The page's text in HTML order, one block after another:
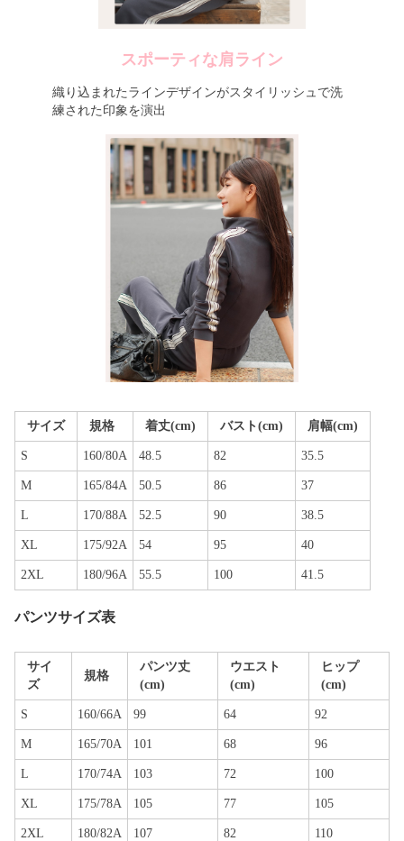
スポーティな肩ライン
織り込まれたラインデザインがスタイリッシュで洗
練された印象を演出
サイズ 規格 着丈(cm) バスト(cm) 肩幅(cm)
S 160/80A 48.5 82 35.5
M 165/84A 50.5 86 37
L 170/88A 52.5 90 38.5
XL 175/92A 54 95 40
2XL 180/96A 55.5 100 41.5
パンツサイズ表
サイ
ズ
規格
パンツ丈
(cm)
ウエスト
(cm)
ヒップ
(cm)
S 160/66A 99 64 92
M 165/70A 101 68 96
L 170/74A 103 72 100
XL 175/78A 105 77 105
2XL 180/82A 107 82 110